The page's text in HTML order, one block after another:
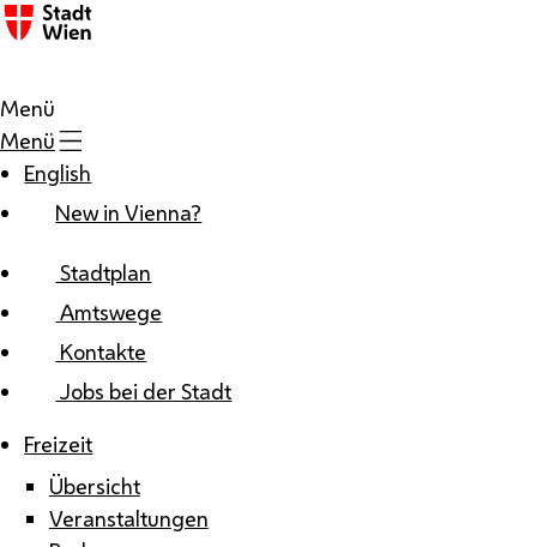
Zum Inhalt
Menü
Menü
English
New in Vienna?
Stadtplan
Amtswege
Kontakte
Jobs bei der Stadt
Freizeit
Übersicht
Veranstaltungen